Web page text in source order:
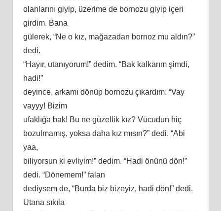
olanlarını giyip, üzerime de bornozu giyip içeri
girdim. Bana
gülerek, “Ne o kız, mağazadan bornoz mu aldın?”
dedi.
“Hayır, utanıyorum!” dedim. “Bak kalkarım şimdi,
hadi!”
deyince, arkamı dönüp bornozu çıkardım. “Vay
vayyy! Bizim
ufaklığa bak! Bu ne güzellik kız? Vücudun hiç
bozulmamış, yoksa daha kız mısın?” dedi. “Abi
yaa,
biliyorsun ki evliyim!” dedim. “Hadi önünü dön!”
dedi. “Dönemem!” falan
dediysem de, “Burda biz bizeyiz, hadi dön!” dedi.
Utana sıkıla